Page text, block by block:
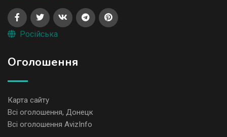
Російська
Оголошення
Карта сайту
Всі оголошення, Донецк
Всі оголошення AvizInfo